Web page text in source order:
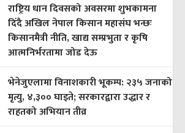
राष्ट्रिय धान दिवसको अवसरमा शुभकामना
दिँदै अखिल नेपाल किसान महासंघ भन्छः
किसानमैत्री नीति, खाद्य सम्प्रभुता र कृषि
आत्मनिर्भरतामा जोड देऊ
भेनेजुएलामा विनाशकारी भूकम्प: २३५ जनाको
मृत्यु, ४,३०० घाइते; सरकारद्वारा उद्धार र
राहतको अभियान तीव्र